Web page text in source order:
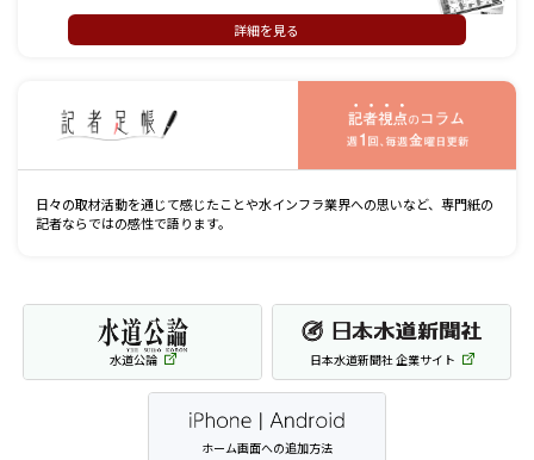
詳細を見る
日々の取材活動を通じて感じたことや水インフラ業界への思いなど、専門紙の
記者ならではの感性で語ります。
水道公論 日本水道新聞社 企業サイト
ホーム画面への追加方法